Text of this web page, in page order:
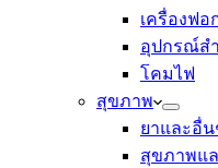
เครื่องฟอ
อุปกรณ์ส
โคมไฟ
สุขภาพ
ยาและอื่น
สุขภาพแ